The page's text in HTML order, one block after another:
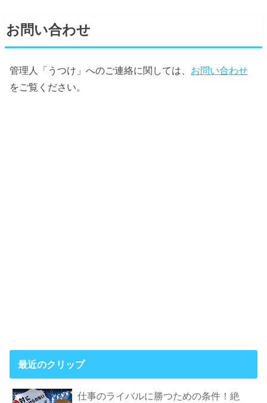
お問い合わせ
管理人「うつけ」へのご連絡に関しては、 お問い合わせ
をご覧ください。
最近のクリップ
仕事のライバルに勝つための条件！絶